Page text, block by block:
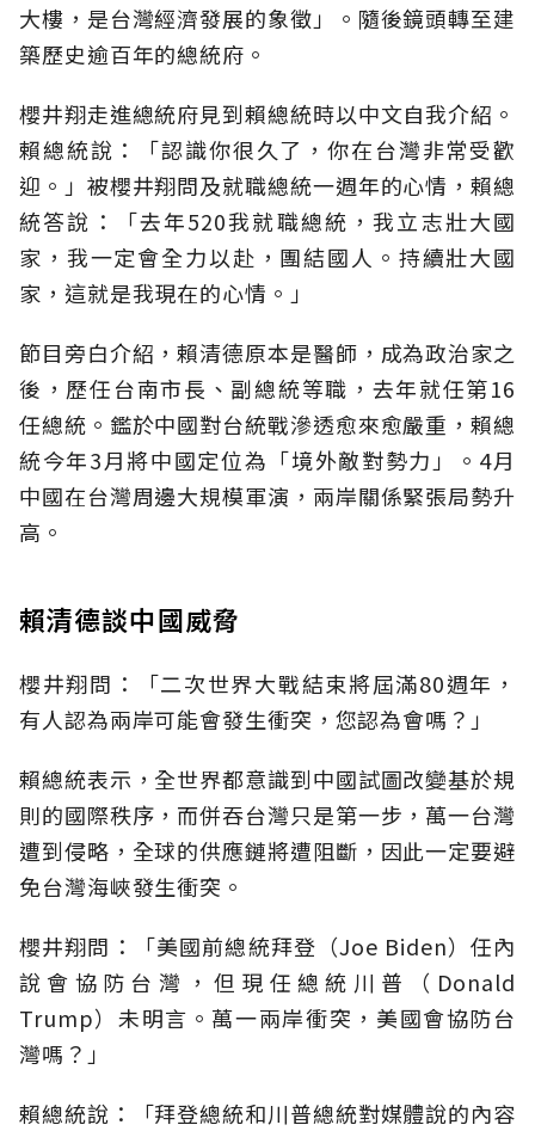
大樓，是台灣經濟發展的象徵」。隨後鏡頭轉至建
築歷史逾百年的總統府。
櫻井翔走進總統府見到賴總統時以中文自我介紹。
賴總統說：「認識你很久了，你在台灣非常受歡
迎。」被櫻井翔問及就職總統一週年的心情，賴總
統答說：「去年520我就職總統，我立志壯大國
家，我一定會全力以赴，團結國人。持續壯大國
家，這就是我現在的心情。」
節目旁白介紹，賴清德原本是醫師，成為政治家之
後，歷任台南市長、副總統等職，去年就任第16
任總統。鑑於中國對台統戰滲透愈來愈嚴重，賴總
統今年3月將中國定位為「境外敵對勢力」。4月
中國在台灣周邊大規模軍演，兩岸關係緊張局勢升
高。
賴清德談中國威脅
櫻井翔問：「二次世界大戰結束將屆滿80週年，
有人認為兩岸可能會發生衝突，您認為會嗎？」
賴總統表示，全世界都意識到中國試圖改變基於規
則的國際秩序，而併吞台灣只是第一步，萬一台灣
遭到侵略，全球的供應鏈將遭阻斷，因此一定要避
免台灣海峽發生衝突。
櫻井翔問：「美國前總統拜登（Joe Biden）任內
說會協防台灣，但現任總統川普（Donald
Trump）未明言。萬一兩岸衝突，美國會協防台
灣嗎？」
賴總統說：「拜登總統和川普總統對媒體說的內容